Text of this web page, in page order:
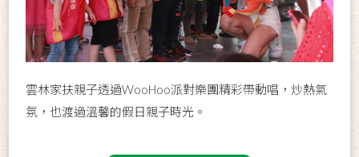
雲林家扶親子透過WooHoo派對樂團精彩帶動唱，炒熱氣
氛，也渡過溫馨的假日親子時光。